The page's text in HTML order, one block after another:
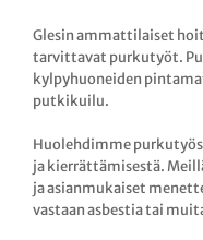
Glesin ammattilaiset
tarvittavat purkutyöt.
kylpyhuoneiden
putkikuilu.
Huolehdimme
ja kierrättämisestä.
ja asianmukaiset
vastaan asbestia tai